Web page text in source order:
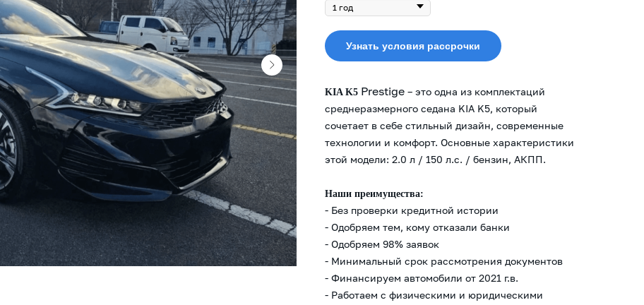
Узнать условия рассрочки
KIA K5 Prestige – это одна из комплектаций
среднеразмерного седана KIA K5, который
сочетает в себе стильный дизайн, современные
технологии и комфорт. Основные характеристики
этой модели: 2.0 л / 150 л.с. / бензин, АКПП.
Наши преимущества:
- Без проверки кредитной истории
- Одобряем тем, кому отказали банки
- Одобряем 98% заявок
- Минимальный срок рассмотрения документов
- Финансируем автомобили от 2021 г.в.
- Работаем с физическими и юридическими